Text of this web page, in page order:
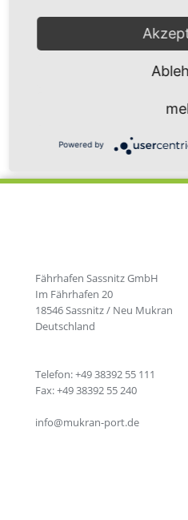
weitere strategische und
das bereits seit 2018
Zurück zur Newsübersicht
Fährhafen Sassnitz GmbH
Im Fährhafen 20
18546 Sassnitz / Neu Mukran
Deutschland
Telefon: +49 38392 55 111
Fax: +49 38392 55 240
info@mukran-port.de
Powered by